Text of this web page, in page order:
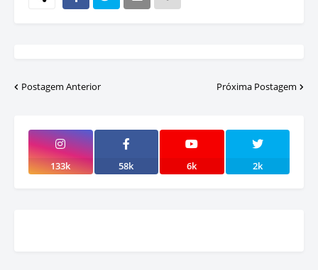
Postagem Anterior Próxima Postagem
133k 58k 6k 2k